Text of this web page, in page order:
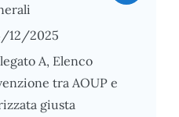
12/2025
A, Elenco
tra AOUP e
giusta